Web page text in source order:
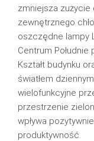
zmniejsza zużycie
zewnętrznego
oszczędne lampy
Centrum
Kształt budynku
światłem
wielofunkcyjne
przestrzenie
wpływa
produktywność.